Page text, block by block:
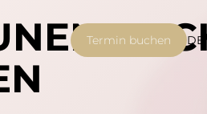
Termin buchen DE